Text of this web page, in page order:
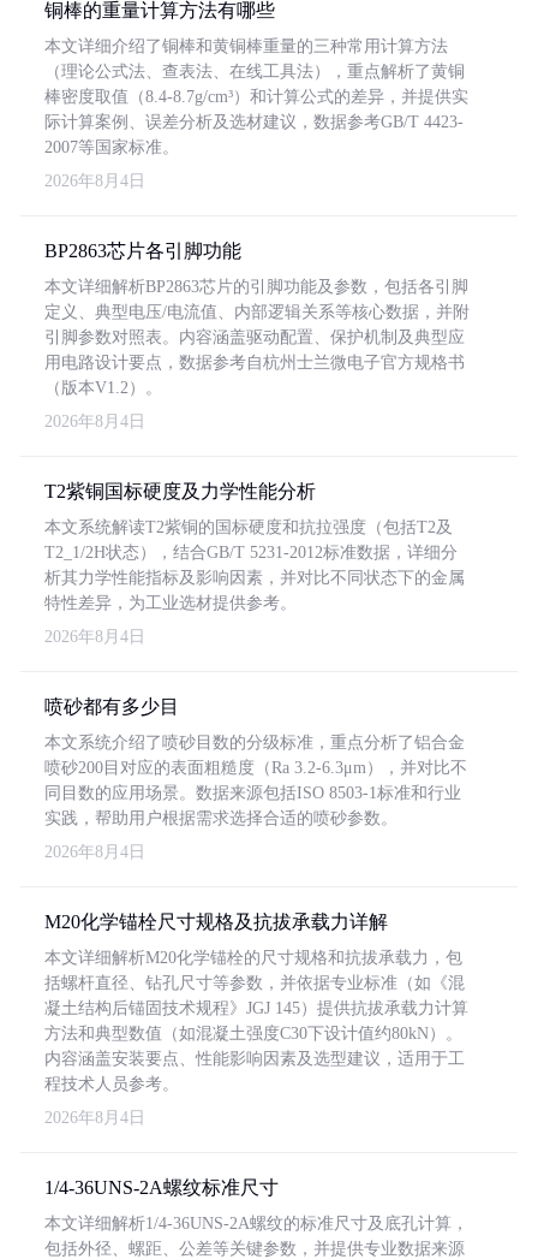
铜棒的重量计算方法有哪些
本文详细介绍了铜棒和黄铜棒重量的三种常用计算方法
（理论公式法、查表法、在线工具法），重点解析了黄铜
棒密度取值（8.4-8.7g/cm³）和计算公式的差异，并提供实
际计算案例、误差分析及选材建议，数据参考GB/T 4423-
2007等国家标准。
2026年8月4日
BP2863芯片各引脚功能
本文详细解析BP2863芯片的引脚功能及参数，包括各引脚
定义、典型电压/电流值、内部逻辑关系等核心数据，并附
引脚参数对照表。内容涵盖驱动配置、保护机制及典型应
用电路设计要点，数据参考自杭州士兰微电子官方规格书
（版本V1.2）。
2026年8月4日
T2紫铜国标硬度及力学性能分析
本文系统解读T2紫铜的国标硬度和抗拉强度（包括T2及
T2_1/2H状态），结合GB/T 5231-2012标准数据，详细分
析其力学性能指标及影响因素，并对比不同状态下的金属
特性差异，为工业选材提供参考。
2026年8月4日
喷砂都有多少目
本文系统介绍了喷砂目数的分级标准，重点分析了铝合金
喷砂200目对应的表面粗糙度（Ra 3.2-6.3μm），并对比不
同目数的应用场景。数据来源包括ISO 8503-1标准和行业
实践，帮助用户根据需求选择合适的喷砂参数。
2026年8月4日
M20化学锚栓尺寸规格及抗拔承载力详解
本文详细解析M20化学锚栓的尺寸规格和抗拔承载力，包
括螺杆直径、钻孔尺寸等参数，并依据专业标准（如《混
凝土结构后锚固技术规程》JGJ 145）提供抗拔承载力计算
方法和典型数值（如混凝土强度C30下设计值约80kN）。
内容涵盖安装要点、性能影响因素及选型建议，适用于工
程技术人员参考。
2026年8月4日
1/4-36UNS-2A螺纹标准尺寸
本文详细解析1/4-36UNS-2A螺纹的标准尺寸及底孔计算，
包括外径、螺距、公差等关键参数，并提供专业数据来源